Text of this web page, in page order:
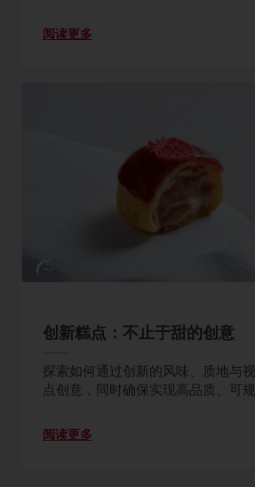
阅读更多
创新糕点：不止于甜的创意
探索如何通过创新的风味、质地与
点创意，同时确保实现高品质、可规
阅读更多